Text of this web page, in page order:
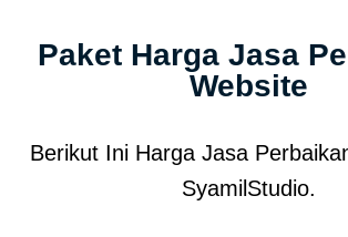
Paket Harga Jasa
Website
Berikut Ini Harga Jasa
SyamilStudio.